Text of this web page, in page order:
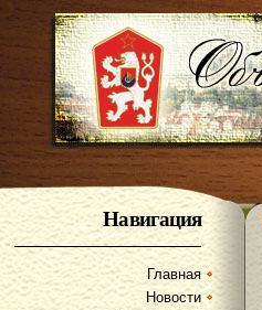
Навигация
Главная
Новости